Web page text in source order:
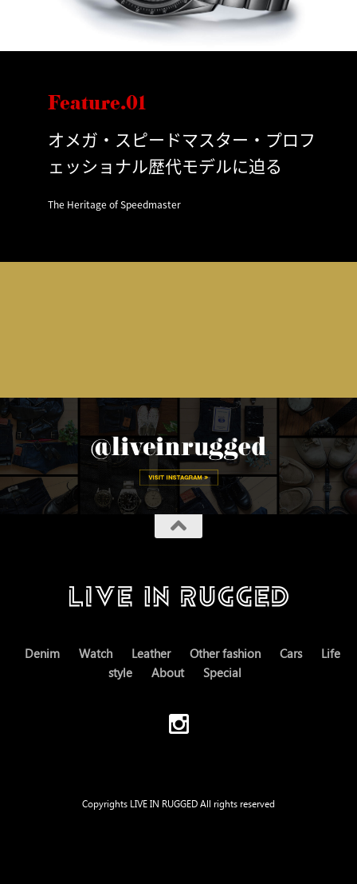
Feature.01
オメガ・スピードマスター・プロフ
ェッショナル歴代モデルに迫る
The Heritage of Speedmaster
Denim Watch Leather Other fashion Cars
Life
style
About Special
Copyrights LIVE IN RUGGED All rights reserved